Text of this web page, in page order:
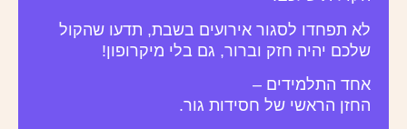
לא תפחדו לסגור אירועים בשבת, תדעו שהקול
שלכם יהיה חזק וברור, גם בלי מיקרופון!
אחד התלמידים –
החזן הראשי של חסידות גור.